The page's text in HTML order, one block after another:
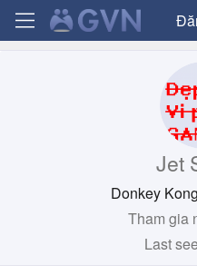
Jet
Donkey Kong
Tham gia
Last